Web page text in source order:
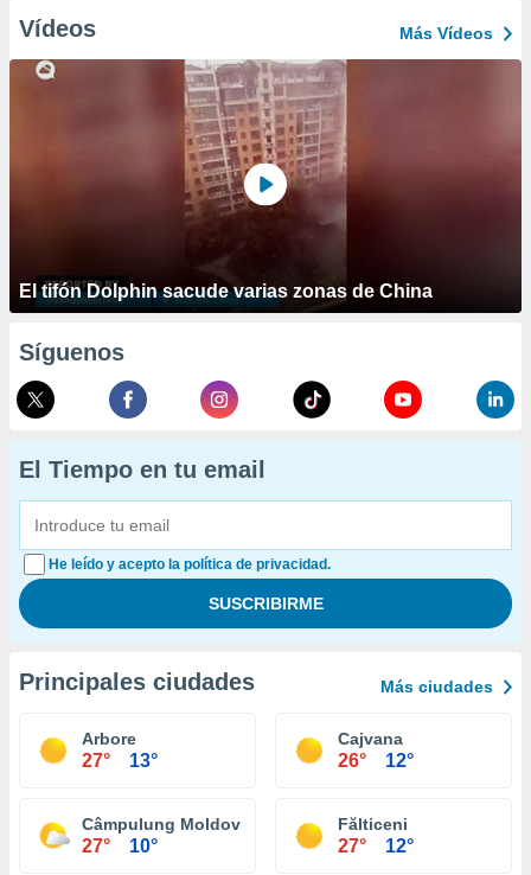
Vídeos Más Vídeos
El tifón Dolphin sacude varias zonas de China
Síguenos
El Tiempo en tu email
He leído y acepto la política de privacidad.
Principales ciudades Más ciudades
Arbore
27° 13°
Cajvana
26° 12°
Câmpulung Moldovenesc
27° 10°
Fălticeni
27° 12°